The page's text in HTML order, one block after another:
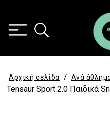
Αρχική σελίδα / Aνά
Tensaur Sport 2.0 Παιδικά